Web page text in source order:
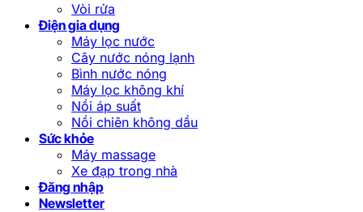
Vòi rửa
Điện gia dụng
Máy lọc nước
Cây nước nóng lạnh
Bình nước nóng
Máy lọc không khí
Nồi áp suất
Nồi chiên không dầu
Sức khỏe
Máy massage
Xe đạp trong nhà
Đăng nhập
Newsletter